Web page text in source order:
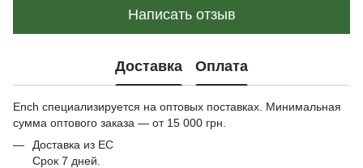
Написать отзыв
Доставка Оплата
Ench специализируется на оптовых поставках. Минимальная
сумма оптового заказа — от 15 000 грн.
Доставка из ЕС
Срок 7 дней.